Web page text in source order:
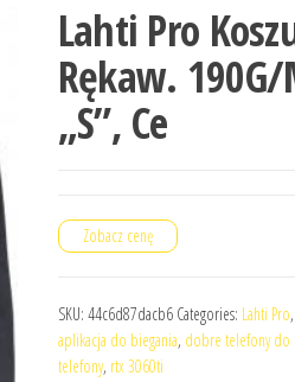
Lahti Pro
Rękaw. 190G/
„S”, Ce
Zobacz cenę
SKU: 44c6d87dacb6 Categories: Lahti Pro,
aplikacja do biegania, dobre telefony do
telefony, rtx 3060ti